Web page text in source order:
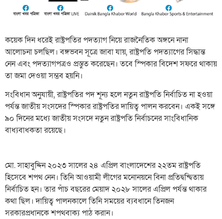
কয়েক দিন ধরেই রাষ্ট্রপতির পদত্যাগ নিয়ে রাজনৈতিক অঙ্গনে নানা
আলোচনা চলছিল। বঙ্গভবন সূত্রে জাবা যায়, রাষ্ট্রপতি পদত্যাগের সিদ্ধান্ত
নেন এবং পদত্যাগপত্রও প্রস্তুত করেছেন। তবে স্পিকার বিদেশ সফরে থাকায়
তা জমা দেওয়া সম্ভব হয়নি।
সংবিধান অনুযায়ী, রাষ্ট্রপতির পদ শূন্য হলে নতুন রাষ্ট্রপতি নির্বাচিত না হওয়া
পর্যন্ত জাতীয় সংসদের স্পিকার রাষ্ট্রপতির দায়িত্ব পালন করবেন। একই সঙ্গে
৯০ দিনের মধ্যে জাতীয় সংসদে নতুন রাষ্ট্রপতি নির্বাচনের সাংবিধানিক
বাধ্যবাধকতা রয়েছে।
মো. সাহাবুদ্দিন ২০২৩ সালের ২৪ এপ্রিল বাংলাদেশের ২২তম রাষ্ট্রপতি
হিসেবে শপথ নেন। তিনি আওয়ামী লীগের মনোনয়নে বিনা প্রতিদ্বন্দ্বিতায়
নির্বাচিত হন। তার পাঁচ বছরের মেয়াদ ২০২৮ সালের এপ্রিল পর্যন্ত থাকার
কথা ছিল। দায়িত্ব পালনকালে তিনি সময়ের ব্যবধানে তিনজন
সরকারপ্রধানকে শপথবাক্য পাঠ করান।